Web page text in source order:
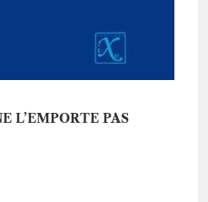
CE LIVRE
L’EMPORTE PAS